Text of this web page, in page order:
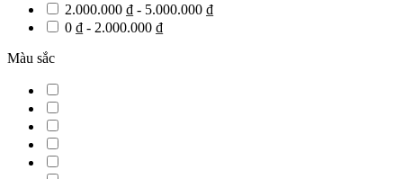
2.000.000 ₫ - 5.000.000 ₫
0 ₫ - 2.000.000 ₫
Màu sắc